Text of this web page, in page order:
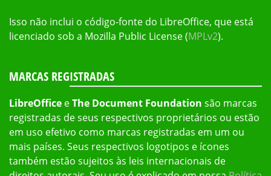
Isso não inclui o código-fonte do LibreOffice, que está
licenciado sob a Mozilla Public License (MPLv2).
MARCAS REGISTRADAS
LibreOffice eThe Document Foundation são marcas
registradas de seus respectivos proprietários ou estão
em uso efetivo como marcas registradas em um ou
mais países. Seus respectivos logotipos e ícones
também estão sujeitos às leis internacionais de